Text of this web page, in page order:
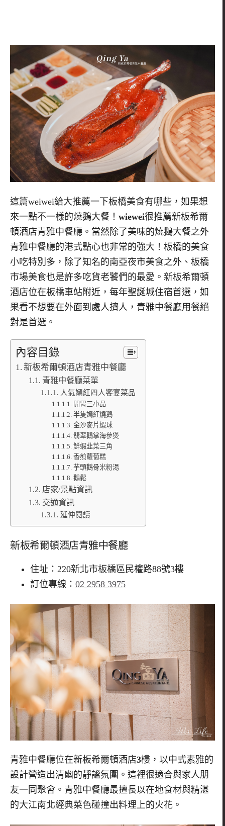
這篇weiwei給大推薦一下板橋美食有哪些，如果想
來一點不一樣的燒鵝大餐！ wiewei很推薦新板希爾
頓酒店青雅中餐廳。當然除了美味的燒鵝大餐之外
青雅中餐廳的港式點心也非常的強大！板橋的美食
小吃特別多，除了知名的南亞夜市美食之外、板橋
市場美食也是許多吃貨老饕們的最愛。新板希爾頓
酒店位在板橋車站附近，每年聖誕城住宿首選，如
果看不想要在外面到處人擠人，青雅中餐廳用餐絕
對是首選。
內容目錄
新板希爾頓酒店青雅中餐廳
青雅中餐廳菜單
人氣嫣紅四人饗宴菜品
開胃三小品
半隻嫣紅燒鵝
金沙麥片蝦球
翡翠鵝掌海參煲
鮮蝦韭菜三角
香煎蘿蔔糕
芋頭鵝骨米粉湯
鵝鬆
店家/景點資訊
交通資訊
延伸閱讀
新板希爾頓酒店青雅中餐廳
住址：220新北市板橋區民權路88號3樓
訂位專線： 02 2958 3975
青雅中餐廳位在新板希爾頓酒店3樓，以中式素雅的
設計營造出清幽的靜謐氛圍。這裡很適合與家人朋
友一同聚會。青雅中餐廳最擅長以在地食材與精湛
的大江南北經典菜色碰撞出料理上的火花。